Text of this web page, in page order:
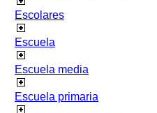
Escolares
Escuela
Escuela media
Escuela primaria